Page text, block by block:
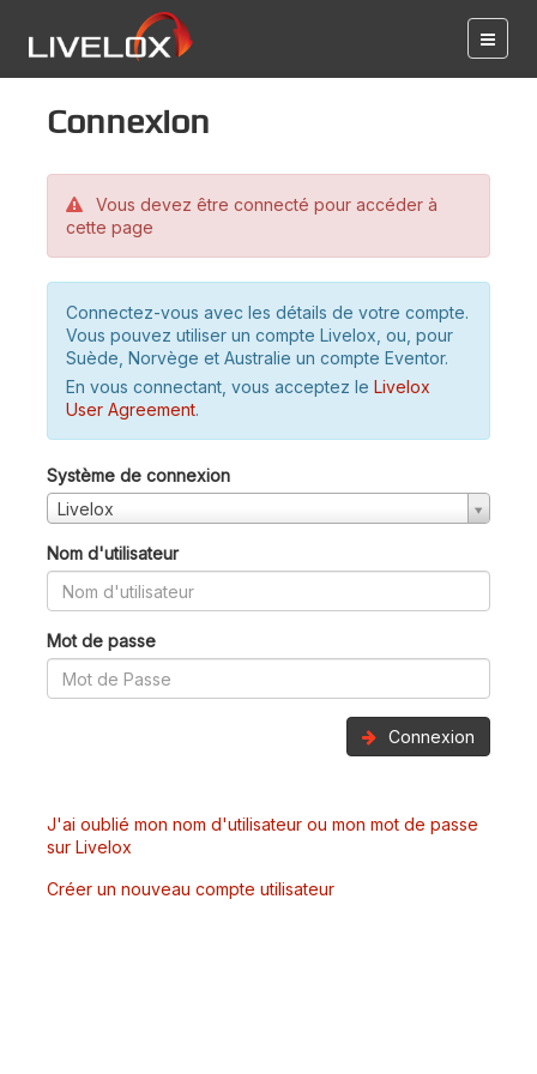
Connexion
Vous devez être connecté pour accéder à
cette page
Connectez-vous avec les détails de votre compte.
Vous pouvez utiliser un compte Livelox, ou, pour
Suède, Norvège et Australie un compte Eventor.
En vous connectant, vous acceptez le Livelox
User Agreement.
Système de connexion
Livelox
Nom d'utilisateur
Mot de passe
Connexion
J'ai oublié mon nom d'utilisateur ou mon mot de passe
sur Livelox
Créer un nouveau compte utilisateur